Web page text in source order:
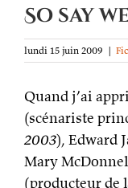
So say
lundi 15 juin 2009 |
Quand j’ai
(scénariste
2003), Edward
Mary
(producteur de